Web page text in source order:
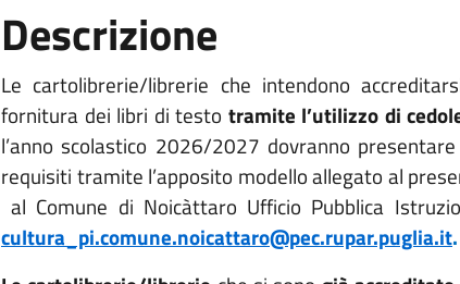
Descrizione
Le cartolibrerie/librerie che intendono
fornitura dei libri di testo tramite l’utilizzo di
l’anno scolastico 2026/2027 dovranno
requisiti tramite l’apposito modello allegato al
al Comune di Noicàttaro Ufficio Pubblica
cultura_pi.comune.noicattaro@pec.rupar.puglia.it.